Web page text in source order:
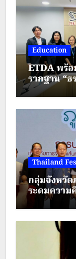
Education
ETDA พร้อ
รากฐาน “
มาตรฐานก
Thailand
กลุ่มจังหวั
ระดมความ
ทางตามร
ชาติพันธุ์ ภ
เที่ยวชาติพั